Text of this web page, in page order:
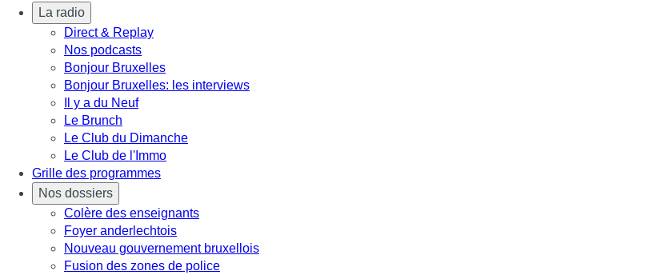
La radio
Direct & Replay
Nos podcasts
Bonjour Bruxelles
Bonjour Bruxelles: les interviews
Il y a du Neuf
Le Brunch
Le Club du Dimanche
Le Club de l'Immo
Grille des programmes
Nos dossiers
Colère des enseignants
Foyer anderlechtois
Nouveau gouvernement bruxellois
Fusion des zones de police